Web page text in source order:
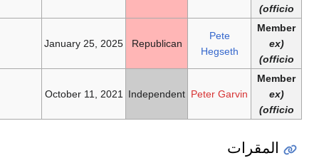
Hegseth
January 25, 2025
—
Peter Garvin
Independent
October 11, 2021
—